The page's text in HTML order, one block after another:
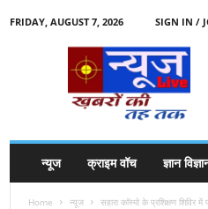
FRIDAY, AUGUST 7, 2026 SIGN IN /
न्यूज क्राइम वॉच ज्ञान
Home न्यूज सहारा काॅस्मो के प्रशिक्षण शिविर में